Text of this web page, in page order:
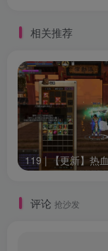
相关推荐
评论 抢沙发